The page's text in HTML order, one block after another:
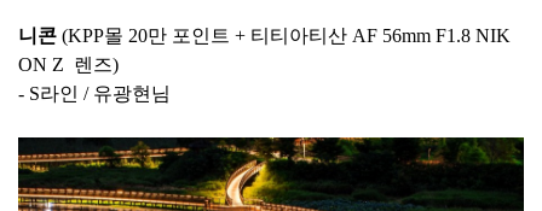
니콘 (KPP몰 20만 포인트 + 티티아티산 AF 56mm F1.8 NIK
ON Z 렌즈)
- S라인 / 유광현님